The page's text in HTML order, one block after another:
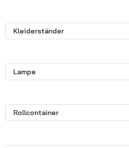
Kleiderständer
Lampe
Rollcontainer